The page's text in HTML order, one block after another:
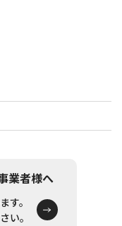
業者様へ
す。
い。